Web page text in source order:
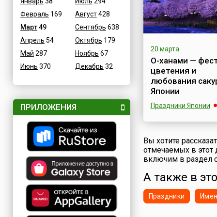
Февраль 169
Март49
Апрель 54
Май 287
Июнь 370
Август428
Сентябрь 638
Октябрь 179
Ноябрь 67
Декабрь 32
ПРИЛОЖЕНИЯ
бразильского
Танцоры самбы со
Германии
чтобы принять
уличном карнавале,
тысячи туристов –
увидеть это яркий
праздник.Вольный
ганзейский город
это старинный и
20 марта
О-ханами —
цветения и
любования
Японии
Праздники Японии
Невозможно не
весеннем событии
Японии — цветении
Любование
японцы называют о-
ханами (яп. 花見
цветения сакуры не
является
праздником в
Вы хотите
отмечаемых в этот
включим в раздел
А также в
Праздники